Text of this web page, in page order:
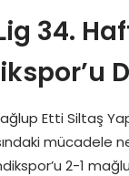
34.
Etti Siltaş
mücadele
2-1